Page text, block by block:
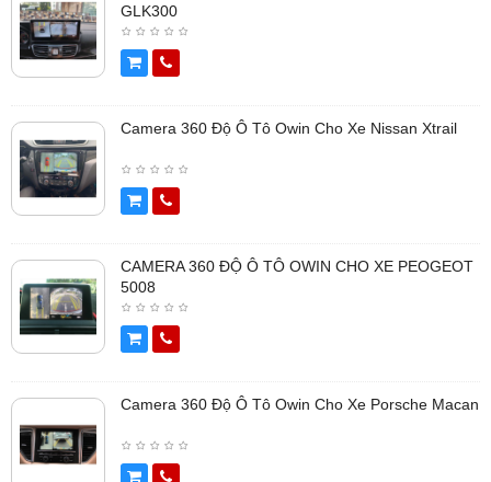
GLK300
Camera 360 Độ Ô Tô Owin Cho Xe Nissan Xtrail
CAMERA 360 ĐỘ Ô TÔ OWIN CHO XE PEOGEOT
5008
Camera 360 Độ Ô Tô Owin Cho Xe Porsche Macan